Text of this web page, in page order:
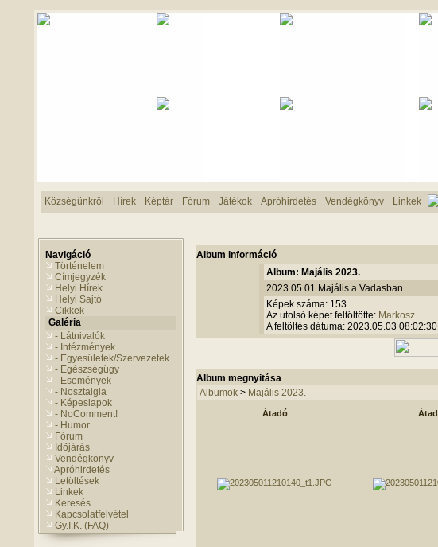
Községünkről Hírek Képtár Fórum Játékok Apróhirdetés Vendégkönyv Linkek
Navigáció
Történelem
Címjegyzék
Helyi Hírek
Helyi Sajtó
Cikkek
Galéria
- Látnivalók
- Intézmények
- Egyesületek/Szervezetek
- Egészségügy
- Események
- Nosztalgia
- Képeslapok
- NoComment!
- Humor
Fórum
Idõjárás
Vendégkönyv
Apróhirdetés
Letöltések
Linkek
Keresés
Kapcsolatfelvétel
Gy.I.K. (FAQ)
Album információ
Album: Majális 2023.
2023.05.01.Majális a Vadasban.
Képek száma: 153
Az utolsó képet feltöltötte: Markosz
A feltöltés dátuma: 2023.05.03 08:02:30
Album megnyitása
Albumok > Majális 2023.
Átadó